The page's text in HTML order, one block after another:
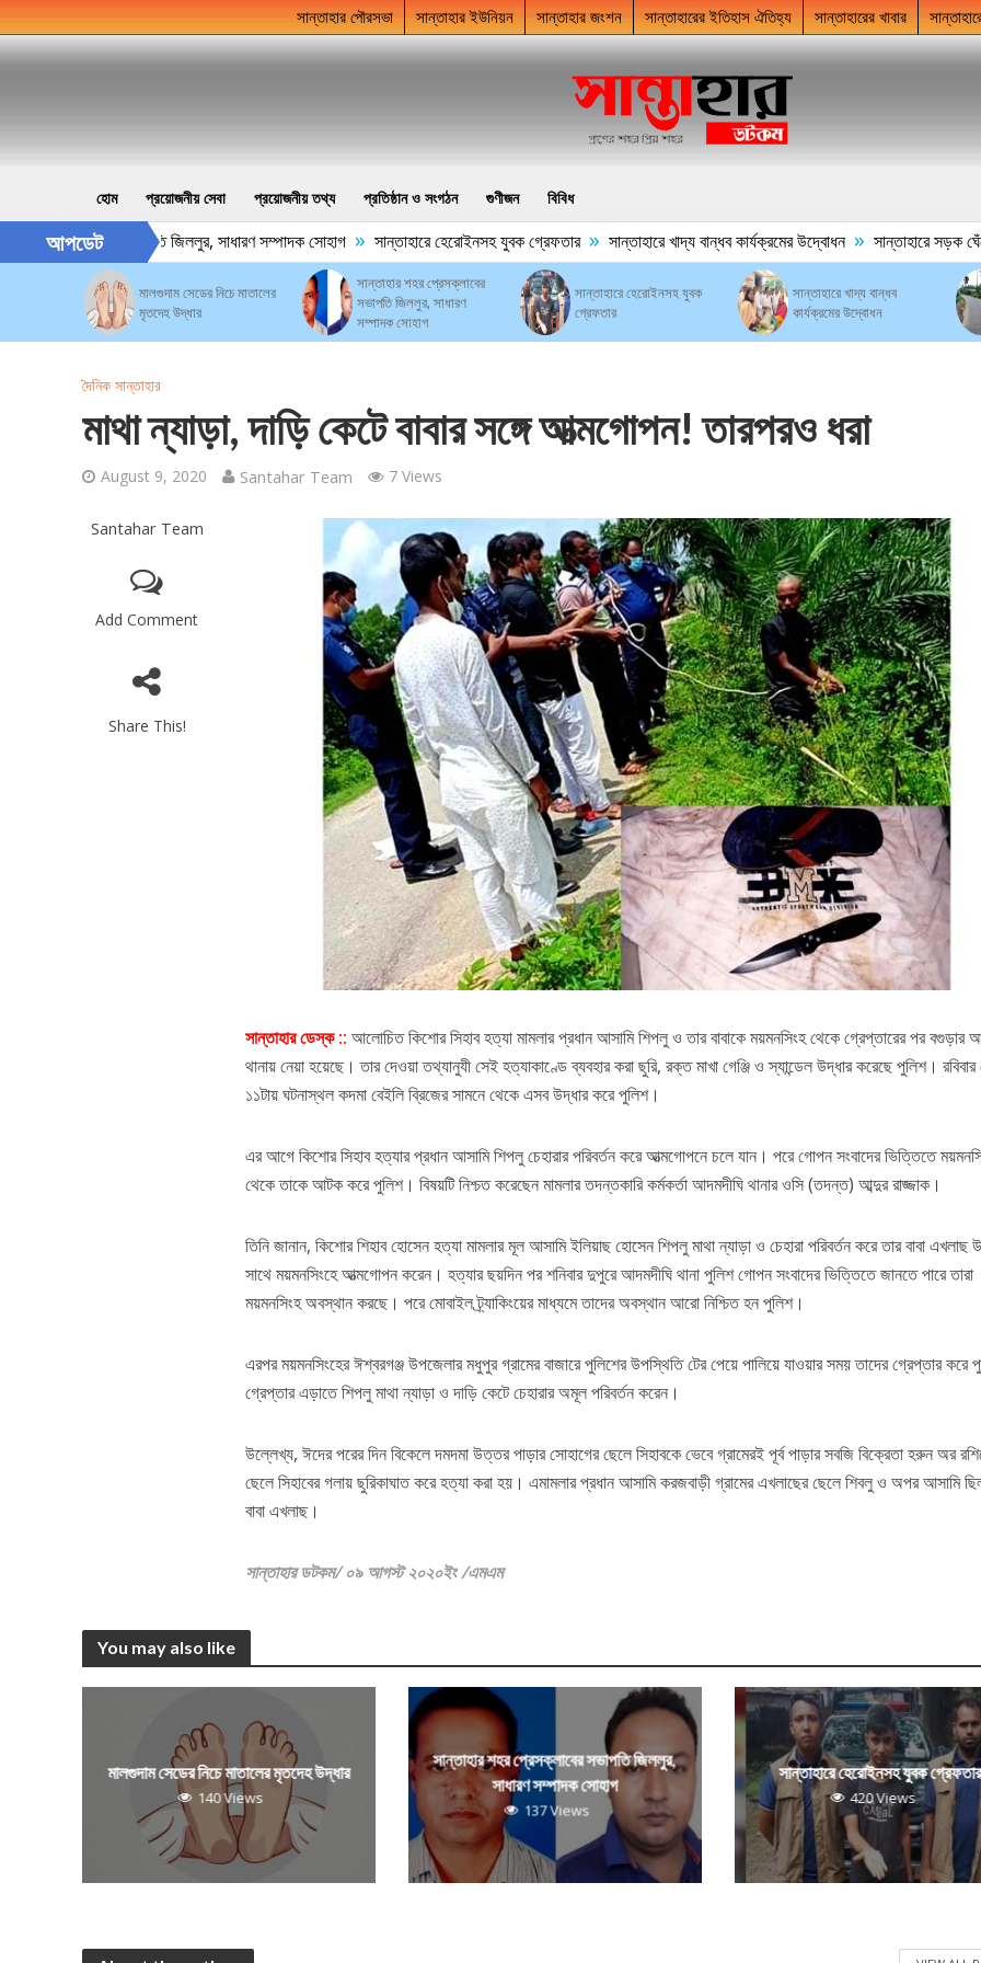
সান্তাহার পৌরসভা সান্তাহার ইউনিয়ন সান্তাহার জংশন সান্তাহারের ইতিহাস ঐতিহ্য সান্তাহারের খাবার
হোম প্রয়োজনীয় সেবা প্রয়োজনীয় তথ্য প্রতিষ্ঠান ও সংগঠন গুণীজন বিবিধ
আপডেট
প্রেসক্লাবের সভাপতি জিললুর, সাধারণ সম্পাদক সোহাগ » সান্তাহারে হেরোইনসহ যুবক গ্রেফতার » সান্তাহারে খাদ্য বান্ধব কার্যক্রমের উদ্বোধন » সান্তাহারে সড়ক ঘেঁষে
মালগুদাম সেডের নিচে মাতালের
মৃতদেহ উদ্ধার
সান্তাহার শহর প্রেসক্লাবের
সভাপতি জিললুর, সাধারণ
সম্পাদক সোহাগ
সান্তাহারে হেরোইনসহ যুবক
গ্রেফতার
সান্তাহারে খাদ্য বান্ধব
কার্যক্রমের উদ্বোধন
দৈনিক সান্তাহার
মাথা ন্যাড়া, দাড়ি কেটে বাবার সঙ্গে আত্মগোপন! তারপরও ধরা
August 9, 2020 Santahar Team 7 Views
Santahar Team
Add Comment
Share This!
সান্তাহার ডেস্ক :: আলোচিত কিশোর সিহাব হত্যা মামলার প্রধান আসামি শিপলু ও তার বাবাকে ময়মনসিংহ থেকে গ্রেপ্তারের পর বগুড়ার
থানায় নেয়া হয়েছে। তার দেওয়া তথ্যানুযী সেই হত্যাকাণ্ডে ব্যবহার করা ছুরি, রক্ত মাখা গেঞ্জি ও স্যান্ডেল উদ্ধার করেছে পুলিশ। রবিবার
১১টায় ঘটনাস্থল কদমা বেইলি ব্রিজের সামনে থেকে এসব উদ্ধার করে পুলিশ।
এর আগে কিশোর সিহাব হত্যার প্রধান আসামি শিপলু চেহারার পরিবর্তন করে আত্মগোপনে চলে যান। পরে গোপন সংবাদের ভিত্তিতে
থেকে তাকে আটক করে পুলিশ। বিষয়টি নিশ্চত করেছেন মামলার তদন্তকারি কর্মকর্তা আদমদীঘি থানার ওসি (তদন্ত) আব্দুর রাজ্জাক।
তিনি জানান, কিশোর শিহাব হোসেন হত্যা মামলার মূল আসামি ইলিয়াছ হোসেন শিপলু মাথা ন্যাড়া ও চেহারা পরিবর্তন করে তার বাবা এখলাছ
সাথে ময়মনসিংহে আত্মগোপন করেন। হত্যার ছয়দিন পর শনিবার দুপুরে আদমদীঘি থানা পুলিশ গোপন সংবাদের ভিত্তিতে জানতে পারে তারা
ময়মনসিংহ অবস্থান করছে। পরে মোবাইল ট্র্যাকিংয়ের মাধ্যমে তাদের অবস্থান আরো নিশ্চিত হন পুলিশ।
এরপর ময়মনসিংহের ঈশ্বরগঞ্জ উপজেলার মধুপুর গ্রামের বাজারে পুলিশের উপস্থিতি টের পেয়ে পালিয়ে যাওয়ার সময় তাদের গ্রেপ্তার করে
গ্রেপ্তার এড়াতে শিপলু মাথা ন্যাড়া ও দাড়ি কেটে চেহারার অমূল পরিবর্তন করেন।
উল্লেখ্য, ঈদের পরের দিন বিকেলে দমদমা উত্তর পাড়ার সোহাগের ছেলে সিহাবকে ভেবে গ্রামেরই পূর্ব পাড়ার সবজি বিক্রেতা হরুন অর
ছেলে সিহাবের গলায় ছুরিকাঘাত করে হত্যা করা হয়। এমামলার প্রধান আসামি করজবাড়ী গ্রামের এখলাছের ছেলে শিবলু ও অপর আসামি
বাবা এখলাছ।
সান্তাহার ডটকম/ ০৯ আগস্ট ২০২০ইং /এমএম
You may also like
মালগুদাম সেডের নিচে মাতালের মৃতদেহ উদ্ধার
140 Views
সান্তাহার শহর প্রেসক্লাবের সভাপতি জিললুর,
সাধারণ সম্পাদক সোহাগ
137 Views
সান্তাহারে হেরোইনসহ যুবক গ্রেফতার
420 Views